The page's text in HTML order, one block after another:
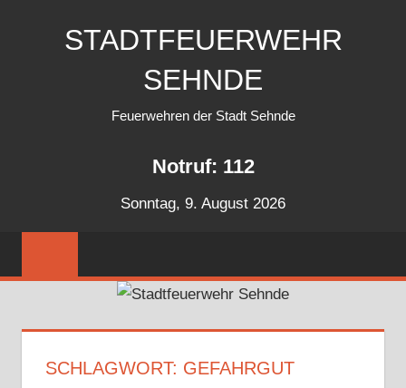
STADTFEUERWEHR
SEHNDE
Feuerwehren der Stadt Sehnde
Notruf: 112
Sonntag, 9. August 2026
SCHLAGWORT: GEFAHRGUT